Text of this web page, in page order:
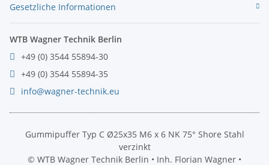
Gesetzliche Informationen
WTB Wagner Technik Berlin
+49 (0) 3544 55894-30
+49 (0) 3544 55894-35
info@wagner-technik.eu
Gummipuffer Typ C Ø25x35 M6 x 6 NK 75° Shore Stahl
verzinkt
© WTB Wagner Technik Berlin • Inh. Florian Wagner •